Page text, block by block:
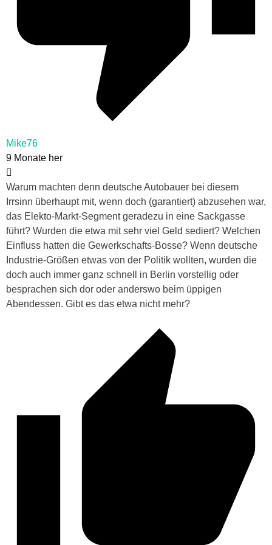
Mike76
9 Monate her
Warum machten denn deutsche Autobauer bei diesem
Irrsinn überhaupt mit, wenn doch (garantiert) abzusehen war,
das Elekto-Markt-Segment geradezu in eine Sackgasse
führt? Wurden die etwa mit sehr viel Geld sediert? Welchen
Einfluss hatten die Gewerkschafts-Bosse? Wenn deutsche
Industrie-Größen etwas von der Politik wollten, wurden die
doch auch immer ganz schnell in Berlin vorstellig oder
besprachen sich dor oder anderswo beim üppigen
Abendessen. Gibt es das etwa nicht mehr?